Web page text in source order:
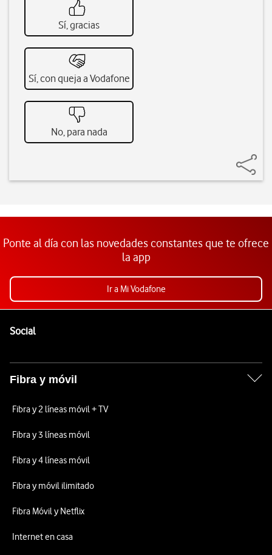
Sí, gracias
Sí, con queja a Vodafone
No, para nada
Ponte al día con las novedades constantes que te ofrece
la app
Ir a Mi Vodafone
SocialEnlaces a las redes sociales de Vodafone
Fibra y móvil
Fibra y 2 líneas móvil + TV
Fibra y 3 líneas móvil
Fibra y 4 líneas móvil
Fibra y móvil ilimitado
Fibra Móvil y Netflix
Internet en casa